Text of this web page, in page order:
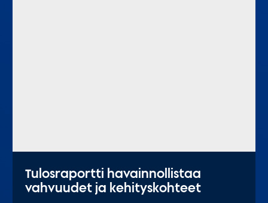
Tulosraportti havainnollistaa
vahvuudet ja kehityskohteet